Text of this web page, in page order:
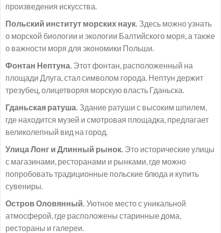
произведения искусства.
Польский институт морских наук. Здесь можно узнать
о морской биологии и экологии Балтийского моря, а также
о важности моря для экономики Польши.
Фонтан Нептуна. Этот фонтан, расположенный на
площади Длуга, стал символом города. Нептун держит
трезубец, олицетворяя морскую власть Гданьска.
Гданьская ратуша. Здание ратуши с высоким шпилем,
где находится музей и смотровая площадка, предлагает
великолепный вид на город.
Улица Лонг и Длинный рынок. Это исторические улицы
с магазинами, ресторанами и рынками, где можно
попробовать традиционные польские блюда и купить
сувениры.
Остров Оловянный. Уютное место с уникальной
атмосферой, где расположены старинные дома,
рестораны и галереи.